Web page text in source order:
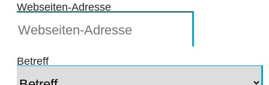
Webseiten-Adresse
Betreff